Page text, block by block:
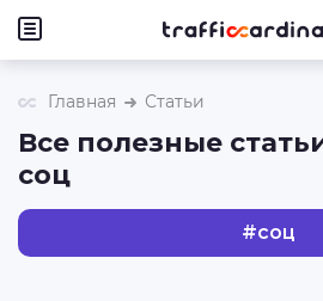
Главная Статьи
Все полезные
соц
#соц